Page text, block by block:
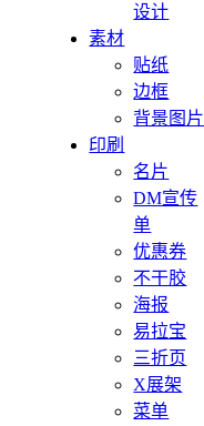
设计
素材
贴纸
边框
背景图片
印刷
名片
DM宣传
单
优惠券
不干胶
海报
易拉宝
三折页
X展架
菜单